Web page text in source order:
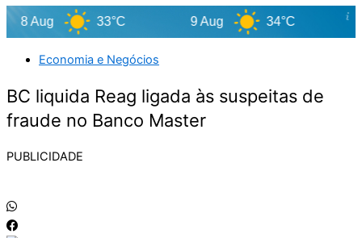
33°C 34°C 10 Aug
Economia e Negócios
BC liquida Reag ligada às suspeitas de
fraude no Banco Master
PUBLICIDADE